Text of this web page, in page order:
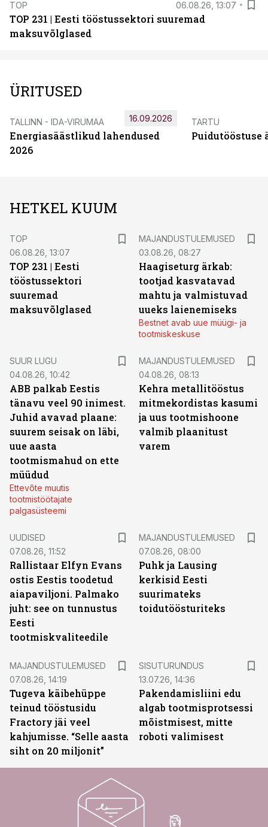
TOP 06.08.26, 13:07
TOP 231 | Eesti tööstussektori suuremad
maksuvõlglased
ÜRITUSED
TALLINN - IDA-VIRUMAA
Energiasäästlikud lahendused
2026
16.09.2026 TARTU
Puidutööstuse
HETKEL KUUM
TOP
06.08.26, 13:07
TOP 231 | Eesti
tööstussektori
suuremad
maksuvõlglased
MAJANDUSTULEMUSED
03.08.26, 08:27
Haagiseturg ärkab:
tootjad kasvatavad
mahtu ja valmistuvad
uueks laienemiseks
Bestnet avab uue müügi- ja
tootmiskeskuse
SUUR LUGU
04.08.26, 10:42
ABB palkab Eestis
tänavu veel 90 inimest.
Juhid avavad plaane:
suurem seisak on läbi,
uue aasta
tootmismahud on ette
müüdud
Ettevõte muutis
tootmistöötajate
palgasüsteemi
MAJANDUSTULEMUSED
04.08.26, 08:13
Kehra metallitööstus
mitmekordistas kasumi
ja uus tootmishoone
valmib plaanitust
varem
UUDISED
07.08.26, 11:52
Rallistaar Elfyn Evans
ostis Eestis toodetud
aiapaviljoni. Palmako
juht: see on tunnustus
Eesti
tootmiskvaliteedile
MAJANDUSTULEMUSED
07.08.26, 08:00
Puhk ja Lausing
kerkisid Eesti
suurimateks
toidutöösturiteks
MAJANDUSTULEMUSED
07.08.26, 14:19
Tugeva käibehüppe
teinud tööstusidu
Fractory jäi veel
kahjumisse. “Selle aasta
siht on 20 miljonit”
SISUTURUNDUS
13.07.26, 14:36
Pakendamisliini edu
algab tootmisprotsessi
mõistmisest, mitte
roboti valimisest